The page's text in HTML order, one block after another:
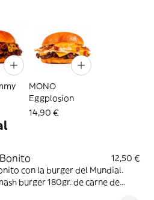
MONO
Eggplosion
14,90 €
12,50 €
con la burger del Mundial.
burger 180gr. de carne de